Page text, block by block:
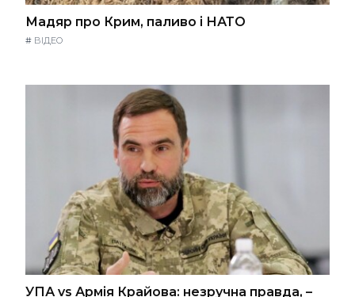
Мадяр про Крим, паливо і НАТО
# ВІДЕО
УПА vs Армія Крайова: незручна правда, –